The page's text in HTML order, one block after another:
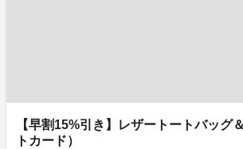
【早割15%引き】レザートートバッグ
トカード）